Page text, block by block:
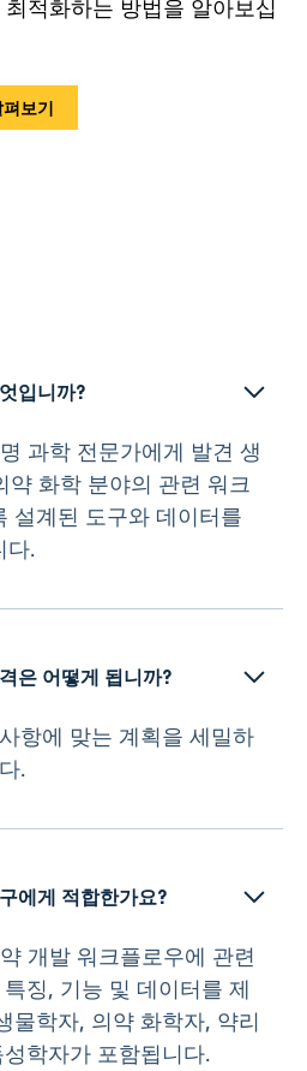
적화하는 방법을 알아보십
보기
입니까?
과학 전문가에게 발견 생
약 화학 분야의 관련 워크
설계된 도구와 데이터를
다.
은 어떻게 됩니까?
항에 맞는 계획을 세밀하
.
에게 적합한가요?
개발 워크플로우에 관련
징, 기능 및 데이터를 제
물학자, 의약 화학자, 약리
학자가 포함됩니다.